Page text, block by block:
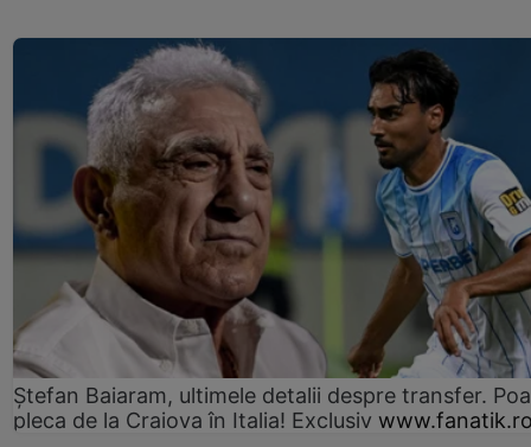
Ștefan Baiaram, ultimele detalii despre transfer.
pleca de la Craiova în Italia! Exclusiv